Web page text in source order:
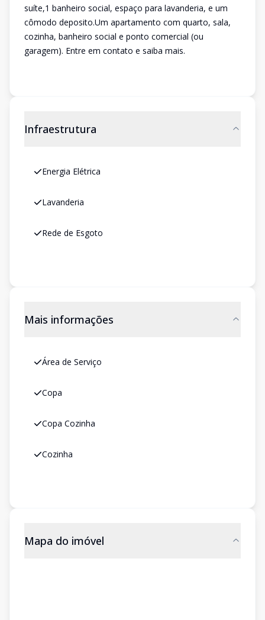
suíte,1 banheiro social, espaço para lavanderia, e um
cômodo deposito.Um apartamento com quarto, sala,
cozinha, banheiro social e ponto comercial (ou
garagem). Entre em contato e saiba mais.
Infraestrutura
Energia Elétrica
Lavanderia
Rede de Esgoto
Mais informações
Área de Serviço
Copa
Copa Cozinha
Cozinha
Mapa do imóvel